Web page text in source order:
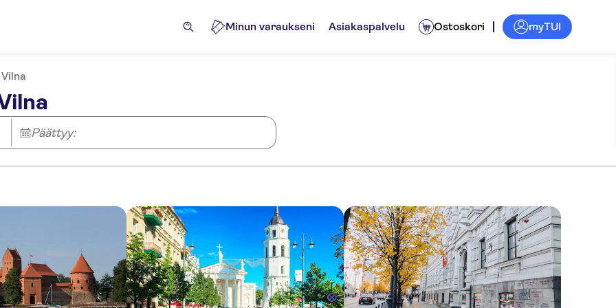
Minun varaukseni Asiakaspalvelu Ostoskori myTUI
Päättyy: